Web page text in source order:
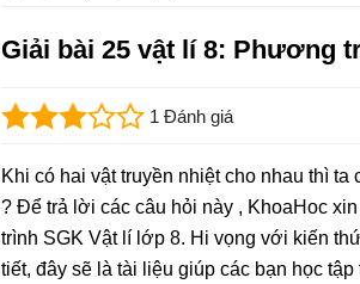
Giải bài 25 vật lí 8: Phương
1 Đánh giá
Khi có hai vật truyền nhiệt cho nhau thì
? Để trả lời các câu hỏi này , KhoaHoc
trình SGK Vật lí lớp 8. Hi vọng với kiến
tiết, đây sẽ là tài liệu giúp các bạn học tập